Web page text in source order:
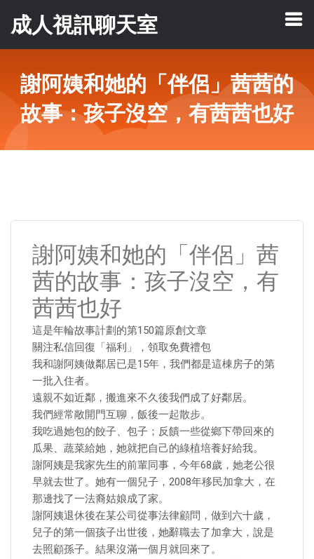
成人視訊聊天室
謝阿姨和她的「伴侶」茜茜的
故事：孩子沒空，有茜茜也好
謝阿姨和她的「伴侶」茜
茜的故事：孩子沒空，有
茜茜也好
這是年輪故事計劃的第150篇原創文章
關注私信回復「福利」，領取免費禮包
我和謝阿姨做鄰居已是15年，我們都是這棟房子的第
一批入住者。
遠親不如近鄰，搬進來不久後我們成了好鄰居。
我們經常敞開門互聊，飯後一起散步。
我吃過她包的餃子、包子；反饋一些從鄉下帶回來的
瓜果、蔬菜給她，她就把自己的綠植培養好給我。
謝阿姨是我家先生的前輩同事，今年68歲，她老公很
早就去世了。她有一個兒子，2008年移民加拿大，在
那邊找了一法裔姑娘成了家。
謝阿姨退休後在某公司從事法律顧問，做到六十歲，
兒子的第一個孩子出世後，她辭職去了加拿大，說是
去照顧孫子。結果沒滿一個月就回來了。